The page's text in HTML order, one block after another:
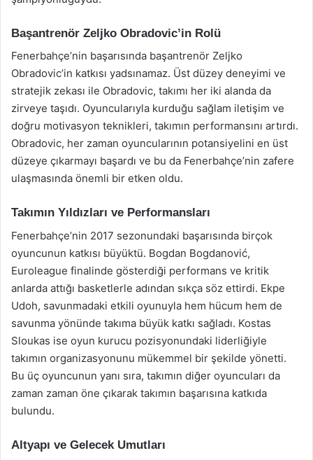
Başantrenör Zeljko Obradovic’in Rolü
Fenerbahçe’nin başarısında başantrenör Zeljko
Obradovic’in katkısı yadsınamaz. Üst düzey deneyimi ve
stratejik zekası ile Obradovic, takımı her iki alanda da
zirveye taşıdı. Oyuncularıyla kurduğu sağlam iletişim ve
doğru motivasyon teknikleri, takımın performansını artırdı.
Obradovic, her zaman oyuncularının potansiyelini en üst
düzeye çıkarmayı başardı ve bu da Fenerbahçe’nin zafere
ulaşmasında önemli bir etken oldu.
Takımın Yıldızları ve Performansları
Fenerbahçe’nin 2017 sezonundaki başarısında birçok
oyuncunun katkısı büyüktü. Bogdan Bogdanović,
Euroleague finalinde gösterdiği performans ve kritik
anlarda attığı basketlerle adından sıkça söz ettirdi. Ekpe
Udoh, savunmadaki etkili oyunuyla hem hücum hem de
savunma yönünde takıma büyük katkı sağladı. Kostas
Sloukas ise oyun kurucu pozisyonundaki liderliğiyle
takımın organizasyonunu mükemmel bir şekilde yönetti.
Bu üç oyuncunun yanı sıra, takımın diğer oyuncuları da
zaman zaman öne çıkarak takımın başarısına katkıda
bulundu.
Altyapı ve Gelecek Umutları